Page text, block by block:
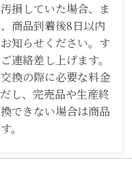
損していた場合、ま
商品到着後8日以内
知らせください。す
連絡差し上げます。
換の際に必要な料金
し、完売品や生産終
できない場合は商品
。